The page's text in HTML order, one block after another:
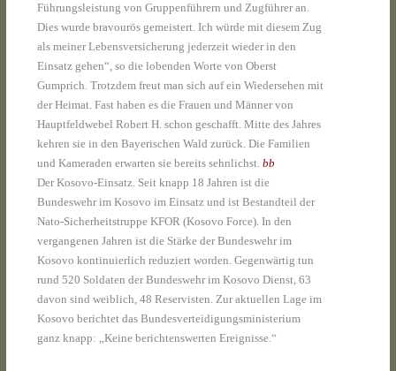
Führungsleistung von Gruppenführern und Zugführer an.
Dies wurde bravourös gemeistert. Ich würde mit diesem Zug
als meiner Lebensversicherung jederzeit wieder in den
Einsatz gehen“, so die lobenden Worte von Oberst
Gumprich. Trotzdem freut man sich auf ein Wiedersehen mit
der Heimat. Fast haben es die Frauen und Männer von
Hauptfeldwebel Robert H. schon geschafft. Mitte des Jahres
kehren sie in den Bayerischen Wald zurück. Die Familien
und Kameraden erwarten sie bereits sehnlichst. bb
Der Kosovo-Einsatz. Seit knapp 18 Jahren ist die
Bundeswehr im Kosovo im Einsatz und ist Bestandteil der
Nato-Sicherheitstruppe KFOR (Kosovo Force). In den
vergangenen Jahren ist die Stärke der Bundeswehr im
Kosovo kontinuierlich reduziert worden. Gegenwärtig tun
rund 520 Soldaten der Bundeswehr im Kosovo Dienst, 63
davon sind weiblich, 48 Reservisten. Zur aktuellen Lage im
Kosovo berichtet das Bundesverteidigungsministerium
ganz knapp: „Keine berichtenswerten Ereignisse.“